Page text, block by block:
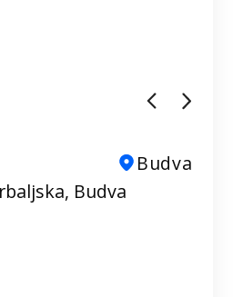
Budva
Budva